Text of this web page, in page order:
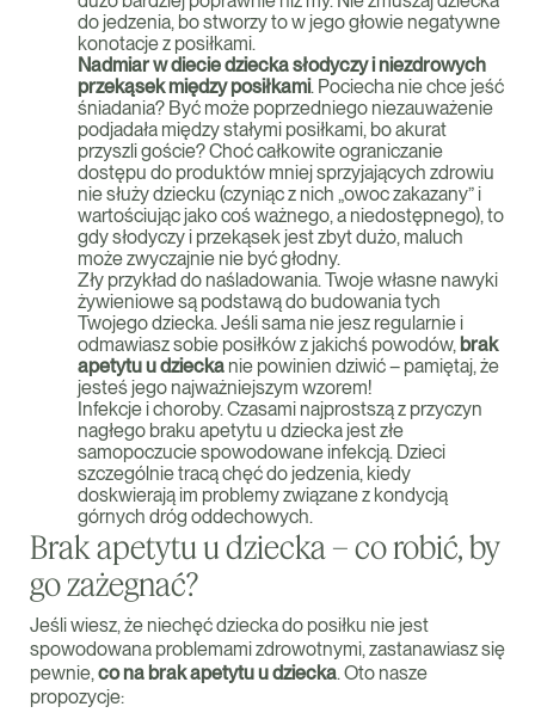
do jedzenia, bo stworzy to w jego głowie negatywne
konotacje z posiłkami.
Nadmiar w diecie dziecka słodyczy i niezdrowych
przekąsek między posiłkami. Pociecha nie chce jeść
śniadania? Być może poprzedniego niezauważenie
podjadała między stałymi posiłkami, bo akurat
przyszli goście? Choć całkowite ograniczanie
dostępu do produktów mniej sprzyjających zdrowiu
nie służy dziecku (czyniąc z nich „owoc zakazany” i
wartościując jako coś ważnego, a niedostępnego), to
gdy słodyczy i przekąsek jest zbyt dużo, maluch
może zwyczajnie nie być głodny.
Zły przykład do naśladowania. Twoje własne nawyki
żywieniowe są podstawą do budowania tych
Twojego dziecka. Jeśli sama nie jesz regularnie i
odmawiasz sobie posiłków z jakichś powodów, brak
apetytu u dziecka nie powinien dziwić – pamiętaj, że
jesteś jego najważniejszym wzorem!
Infekcje i choroby. Czasami najprostszą z przyczyn
nagłego braku apetytu u dziecka jest złe
samopoczucie spowodowane infekcją. Dzieci
szczególnie tracą chęć do jedzenia, kiedy
doskwierają im problemy związane z kondycją
górnych dróg oddechowych.
Brak apetytu u dziecka – co robić, by
go zażegnać?
Jeśli wiesz, że niechęć dziecka do posiłku nie jest
spowodowana problemami zdrowotnymi, zastanawiasz się
pewnie,co na brak apetytu u dziecka. Oto nasze
propozycje: